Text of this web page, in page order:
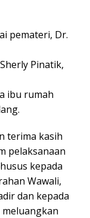
pemateri, Dr.
Pinatik,
ibu rumah
terima kasih
pelaksanaan
kepada
Wawali,
dan kepada